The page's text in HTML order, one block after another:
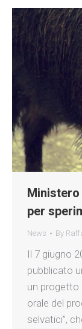
Ministero
per
News By
Il 7 giugno
pubblicato
un progetto
orale del
selvatici”,